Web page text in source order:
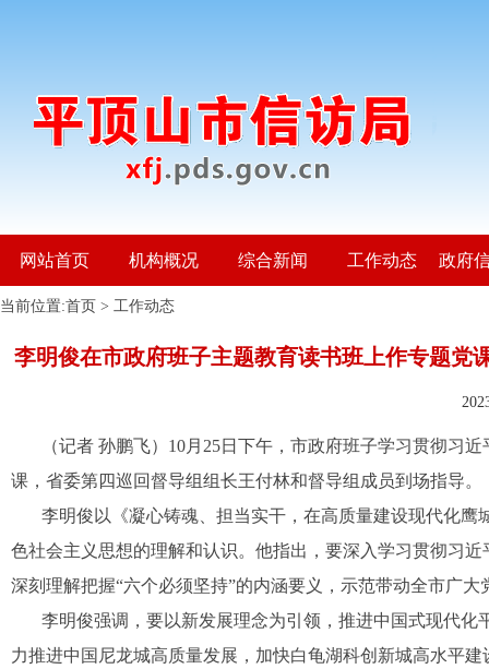
网站首页 机构概况 综合新闻 工作动态 政府
当前位置:首页 > 工作动态
李明俊在市政府班子主题教育读书班上作专题党
（记者 孙鹏飞）10月25日下午，市政府班子学习贯彻习
课，省委第四巡回督导组组长王付林和督导组成员到场指导。
李明俊以《凝心铸魂、担当实干，在高质量建设现代化
色社会主义思想的理解和认识。他指出，要深入学习贯彻习
深刻理解把握“六个必须坚持”的内涵要义，示范带动全市广
李明俊强调，要以新发展理念为引领，推进中国式现代
力推进中国尼龙城高质量发展，加快白龟湖科创新城高水平